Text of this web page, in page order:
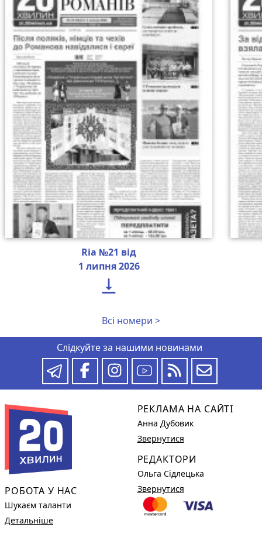
Ria №21 від
1 липня 2026

Всі номери >
Слідкуйте за нашими новинами
РОБОТА У НАС
Шукаєм таланти
Детальніше
РЕКЛАМА НА САЙТІ
Анна Дубовик
Звернутися
РЕДАКТОРИ
Ольга Сідлецька
Звернутися